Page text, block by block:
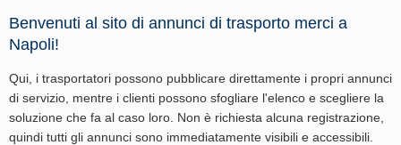
Benvenuti al sito di annunci di trasporto merci a
Napoli!
Qui, i trasportatori possono pubblicare direttamente i propri annunci
di servizio, mentre i clienti possono sfogliare l'elenco e scegliere la
soluzione che fa al caso loro. Non è richiesta alcuna registrazione,
quindi tutti gli annunci sono immediatamente visibili e accessibili.